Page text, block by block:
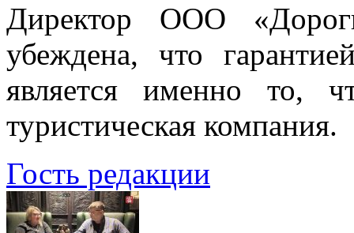
Директор ООО
убеждена, что
является именно то,
туристическая компания.
Гость редакции